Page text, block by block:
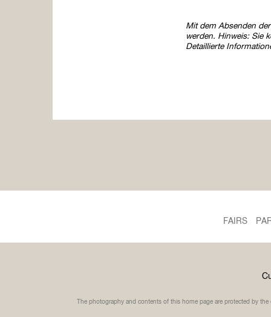
Mit dem Absenden
werden. Hinweis: Sie
Detaillierte
FAIRS
The photography and contents of this home page are protected by